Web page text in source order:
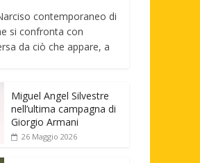
contemporaneo di
si confronta con
da ciò che appare, a
Miguel Angel Silvestre
nell’ultima campagna di
Giorgio Armani
26 Maggio 2026